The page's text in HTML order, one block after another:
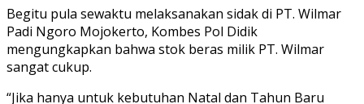
Begitu pula sewaktu melaksanakan sidak di PT. Wilmar
Padi Ngoro Mojokerto, Kombes Pol Didik
mengungkapkan bahwa stok beras milik PT. Wilmar
sangat cukup.
“Jika hanya untuk kebutuhan Natal dan Tahun Baru